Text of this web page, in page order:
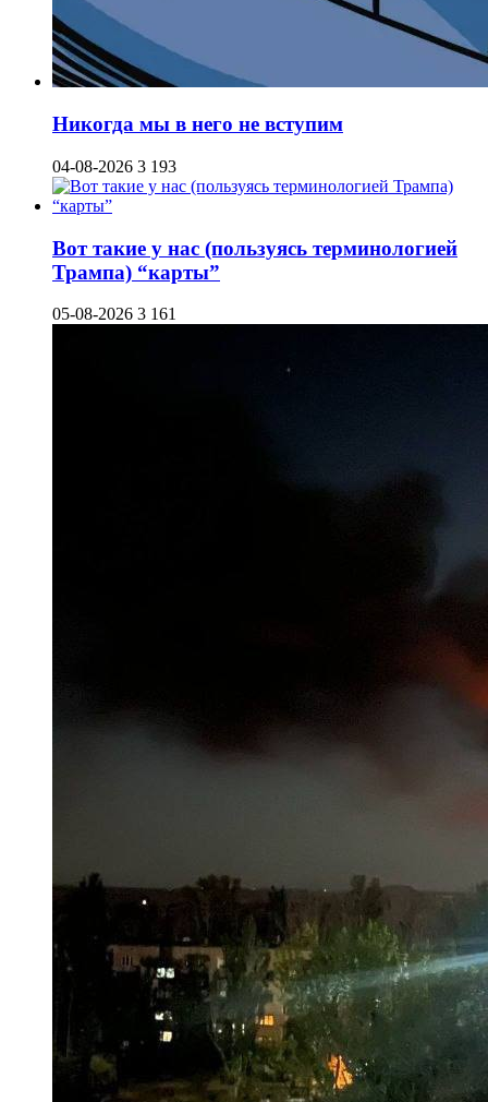
Никогда мы в него не вступим
04-08-2026 3 193
Вот такие у нас (пользуясь терминологией
Трампа) “карты”
05-08-2026 3 161